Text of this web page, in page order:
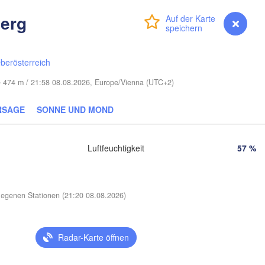
Anmelden myVentusky Vorhersage
m / 21:58 08.08.2026, Europe/Vienna (UTC+2)
SONNE UND MOND
Luftfeuchtigkeit 57 %
Stationen (21:20 08.08.2026)
Radar-Karte öffnen
(Babrujsk)
(Baranavičy)
Житомир
Хмельницький
(Khmelnytskyi)
(Rivne)
Пінск
Салігорск
Магілёў
Вінниця
(Vinnytsia)
Івано-Франківськ